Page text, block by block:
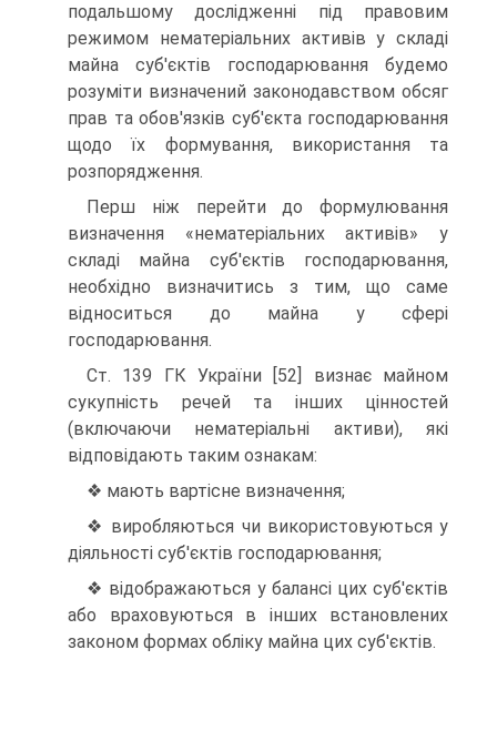
подальшому дослідженні під правовим
режи­мом нематеріальних активів у складі
майна суб'єктів господарювання будемо
розуміти визначений законо­давством обсяг
прав та обов'язків суб'єкта господарю­вання
щодо їх формування, використання та
розпоря­дження.
Перш ніж перейти до формулювання
визначення «нематеріальних активів» у
складі майна суб'єктів гос­подарювання,
необхідно визначитись з тим, що саме
відноситься до майна у сфері
господарювання.
Ст. 139 ГК України [52] визнає майном
сукупність речей та інших цінностей
(включаючи нематеріальні активи), які
відповідають таким ознакам:
❖ мають вартісне визначення;
❖ виробляються чи використовуються у
діяль­ності суб'єктів господарювання;
❖ відображаються у балансі цих суб'єктів
або враховуються в інших встановлених
законом формах обліку майна цих суб'єктів.